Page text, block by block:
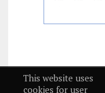
This website uses
cookies for user